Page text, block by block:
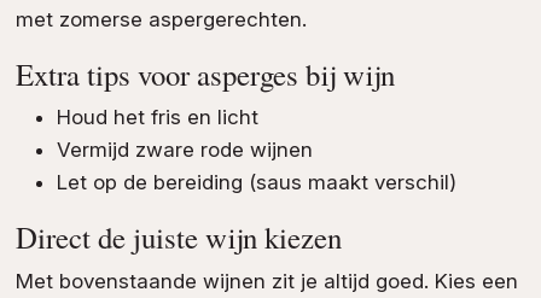
met zomerse aspergerechten.
Extra tips voor asperges bij wijn
Houd het fris en licht
Vermijd zware rode wijnen
Let op de bereiding (saus maakt verschil)
Direct de juiste wijn kiezen
Met bovenstaande wijnen zit je altijd goed. Kies een